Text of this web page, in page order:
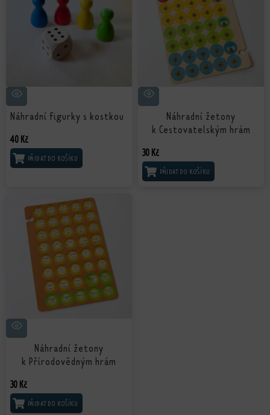
Náhradní figurky s kostkou
40 Kč
PŘIDAT DO KOŠÍKU
Náhradní žetony
k Cestovatelským hrám
30 Kč
PŘIDAT DO KOŠÍKU
Náhradní žetony
k Přírodovědným hrám
30 Kč
PŘIDAT DO KOŠÍKU